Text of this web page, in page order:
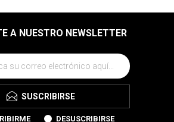
A NUESTRO NEWSLETTER
SUSCRIBIRSE
DESUSCRIBIRSE